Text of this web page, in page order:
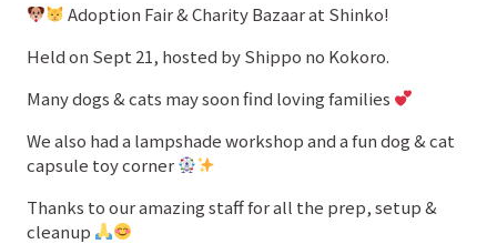
Adoption Fair & Charity Bazaar at Shinko!
Held on Sept 21, hosted by Shippo no Kokoro.
Many dogs & cats may soon find loving families
We also had a lampshade workshop and a fun dog & cat
capsule toy corner
Thanks to our amazing staff for all the prep, setup &
cleanup